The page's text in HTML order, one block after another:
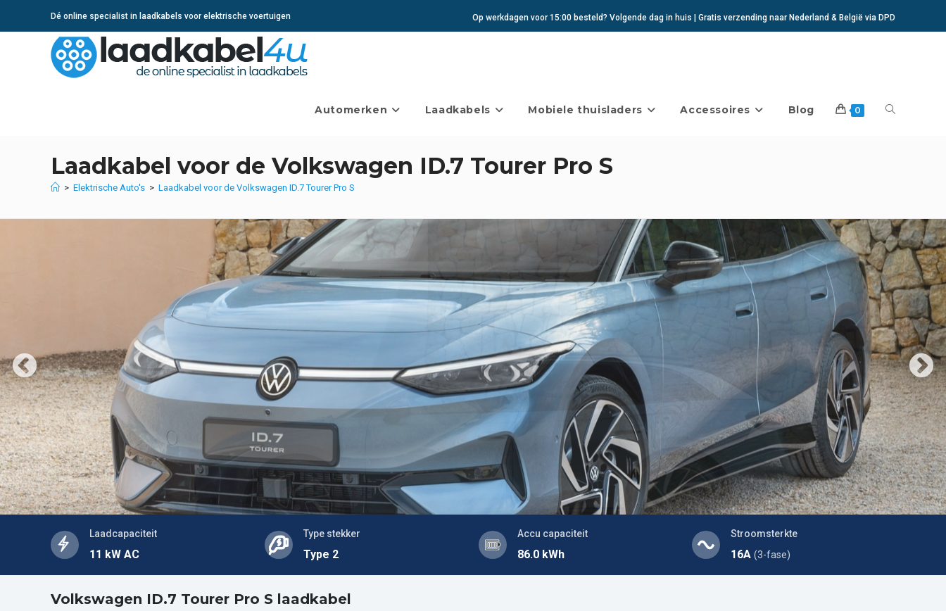
Dé online specialist in laadkabels voor elektrische voertuigen Op werkdagen voor 15:00 besteld? Volgende dag in huis | Gratis verzending naar Nederland & België via DPD
Automerken Laadkabels Mobiele thuisladers Accessoires Blog 0 Toggle
Laadkabel voor de Volkswagen ID.7 Tourer Pro S
> Elektrische Auto's > Laadkabel voor de Volkswagen ID.7 Tourer Pro S
Laadcapaciteit
11 kW AC
Type stekker
Type 2
Accu capaciteit
86.0 kWh
Stroomsterkte
16A(3-fase)
Volkswagen ID.7 Tourer Pro S laadkabel